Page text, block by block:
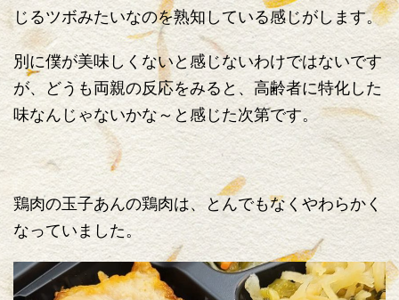
じるツボみたいなのを熟知している感じがします。
別に僕が美味しくないと感じないわけではないです
が、どうも両親の反応をみると、高齢者に特化した
味なんじゃないかな～と感じた次第です。
鶏肉の玉子あんの鶏肉は、とんでもなくやわらかく
なっていました。